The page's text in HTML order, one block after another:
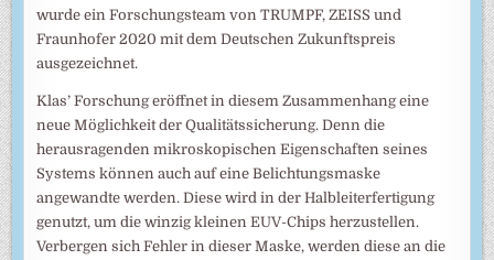
wurde ein Forschungsteam von TRUMPF, ZEISS und
Fraunhofer 2020 mit dem Deutschen Zukunftspreis
ausgezeichnet.
Klas’ Forschung eröffnet in diesem Zusammenhang eine
neue Möglichkeit der Qualitätssicherung. Denn die
herausragenden mikroskopischen Eigenschaften seines
Systems können auch auf eine Belichtungsmaske
angewandte werden. Diese wird in der Halbleiterfertigung
genutzt, um die winzig kleinen EUV-Chips herzustellen.
Verbergen sich Fehler in dieser Maske, werden diese an die